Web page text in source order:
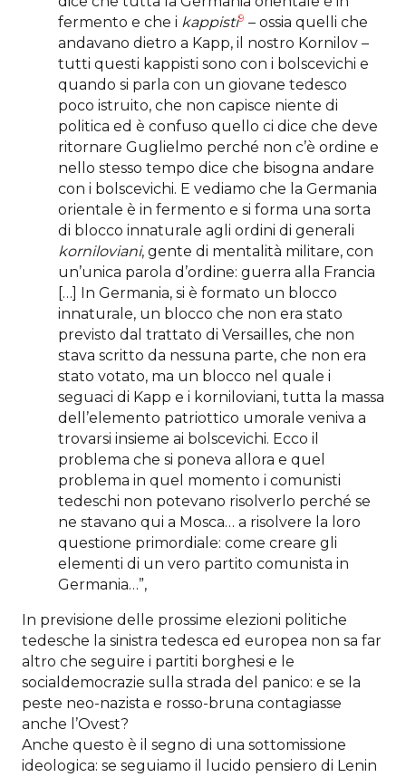
fermento e che i kappisti9 – ossia quelli che
andavano dietro a Kapp, il nostro Kornilov –
tutti questi kappisti sono con i bolscevichi e
quando si parla con un giovane tedesco
poco istruito, che non capisce niente di
politica ed è confuso quello ci dice che deve
ritornare Guglielmo perché non c’è ordine e
nello stesso tempo dice che bisogna andare
con i bolscevichi. E vediamo che la Germania
orientale è in fermento e si forma una sorta
di blocco innaturale agli ordini di generali
korniloviani, gente di mentalità militare, con
un’unica parola d’ordine: guerra alla Francia
[…] In Germania, si è formato un blocco
innaturale, un blocco che non era stato
previsto dal trattato di Versailles, che non
stava scritto da nessuna parte, che non era
stato votato, ma un blocco nel quale i
seguaci di Kapp e i korniloviani, tutta la massa
dell’elemento patriottico umorale veniva a
trovarsi insieme ai bolscevichi. Ecco il
problema che si poneva allora e quel
problema in quel momento i comunisti
tedeschi non potevano risolverlo perché se
ne stavano qui a Mosca… a risolvere la loro
questione primordiale: come creare gli
elementi di un vero partito comunista in
Germania…”,
In previsione delle prossime elezioni politiche
tedesche la sinistra tedesca ed europea non sa far
altro che seguire i partiti borghesi e le
socialdemocrazie sulla strada del panico: e se la
peste neo-nazista e rosso-bruna contagiasse
anche l’Ovest?
Anche questo è il segno di una sottomissione
ideologica: se seguiamo il lucido pensiero di Lenin